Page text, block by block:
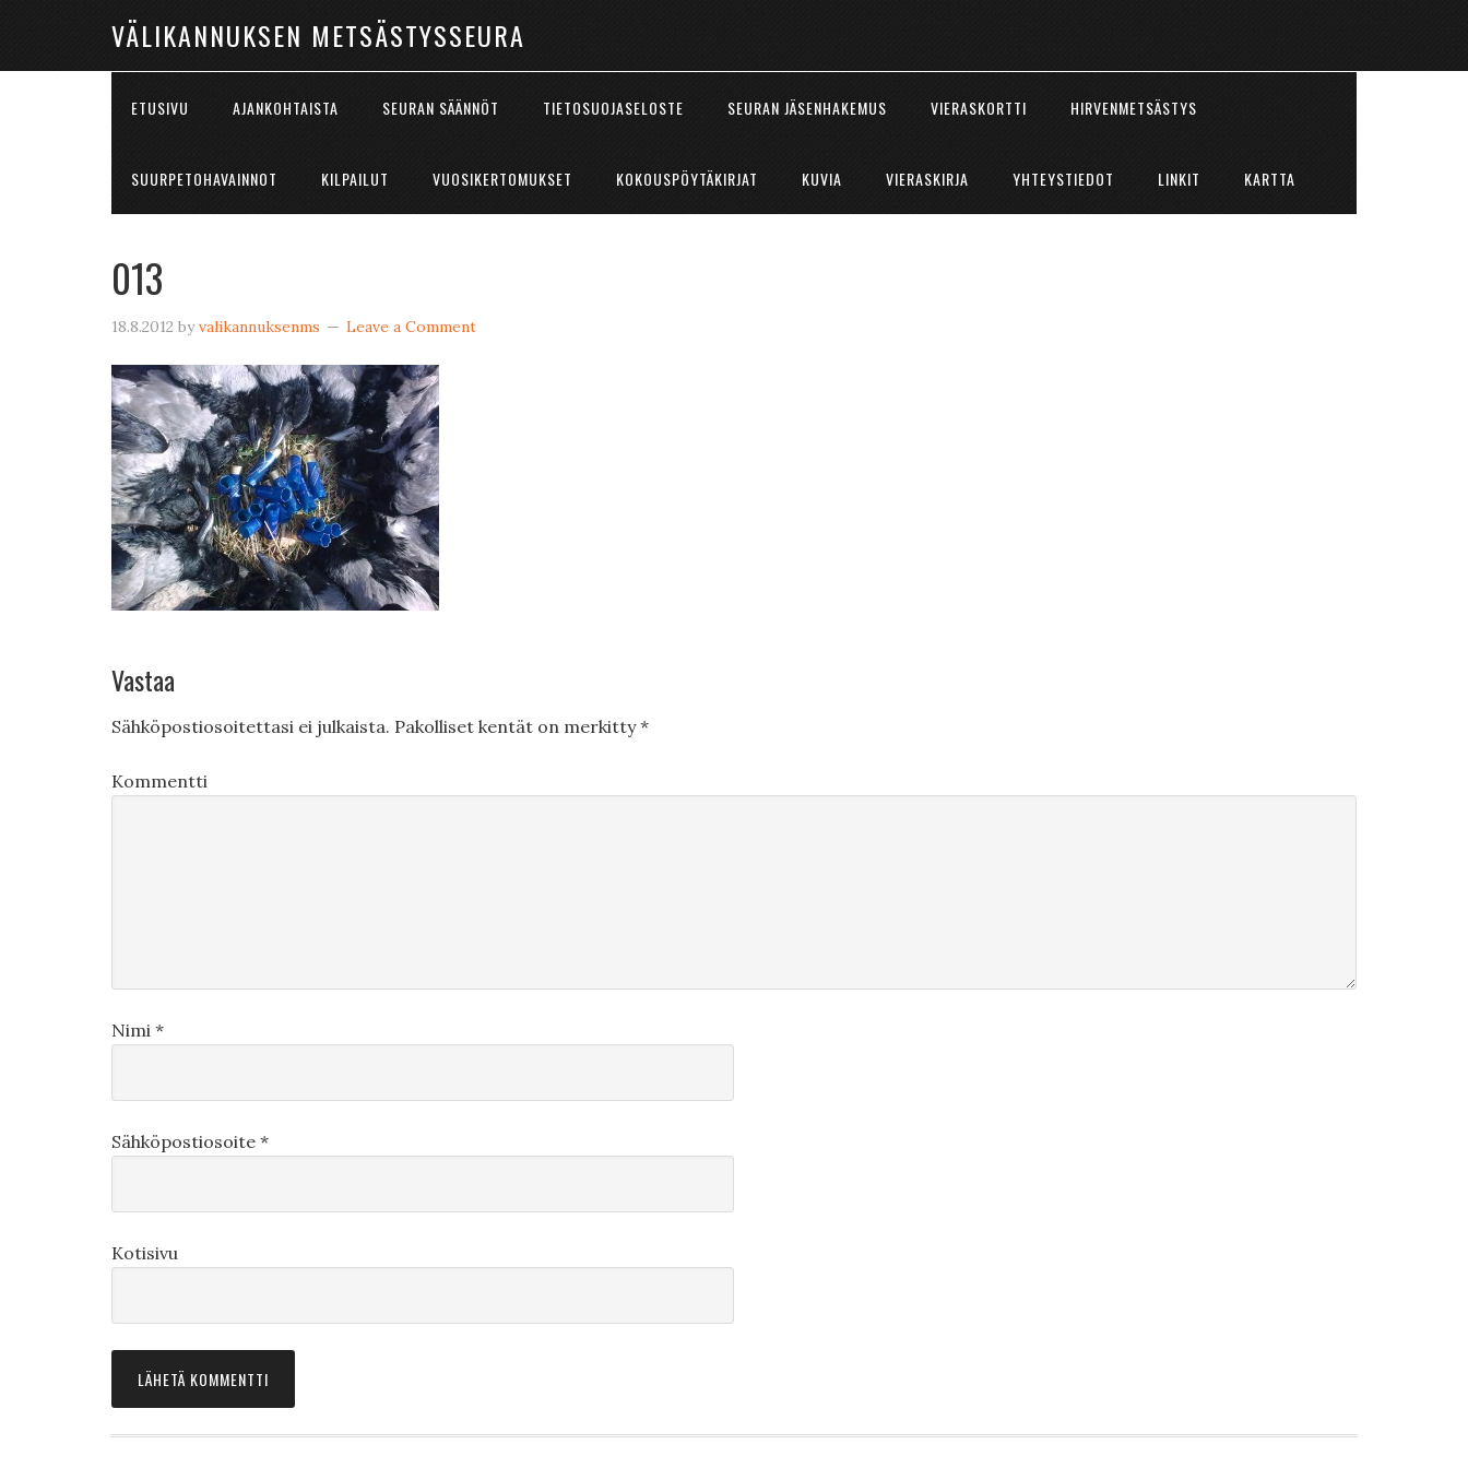
VÄLIKANNUKSEN METSÄSTYSSEURA
ETUSIVU AJANKOHTAISTA SEURAN SÄÄNNÖT TIETOSUOJASELOSTE SEURAN JÄSENHAKEMUS VIERASKORTTI HIRVENMETSÄSTYS
SUURPETOHAVAINNOT KILPAILUT VUOSIKERTOMUKSET KOKOUSPÖYTÄKIRJAT KUVIA VIERASKIRJA YHTEYSTIEDOT LINKIT KARTTA
013
18.8.2012 byvalikannuksenms Leave a Comment
Vastaa
Sähköpostiosoitettasi ei julkaista. Pakolliset kentät on merkitty*
Kommentti
Nimi *
Sähköpostiosoite *
Kotisivu